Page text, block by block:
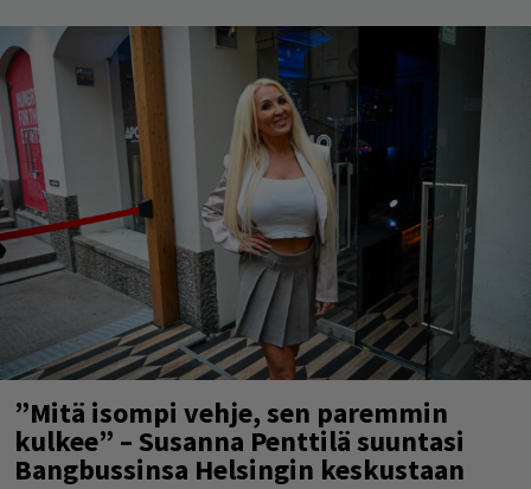
”Mitä isompi vehje, sen paremmin
kulkee” – Susanna Penttilä suuntasi
Bangbussinsa Helsingin keskustaan